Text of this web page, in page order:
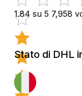
1.84 su 5 7,958
Stato di DHL